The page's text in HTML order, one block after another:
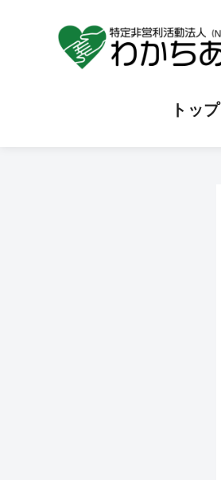
トップ